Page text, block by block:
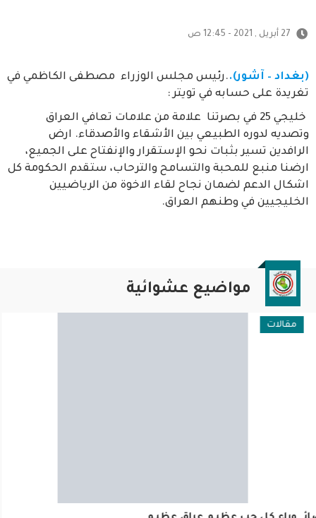
27 أبريل , 2021 - 12:45 ص
(بغداد – آشور)..رئيس مجلس الوزراء مصطفى الكاظمي في
تغريدة على حسابه في تويتر :
‏ خليجي 25 في بصرتنا علامة من علامات تعافي العراق
وتصديه لدوره الطبيعي بين الأشقاء والأصدقاء. ‏ارض
الرافدين تسير بثبات نحو الإستقرار والإنفتاح على الجميع،
ارضنا منبع للمحبة والتسامح والترحاب، ستقدم الحكومة كل
اشكال الدعم لضمان نجاح لقاء الاخوة من الرياضيين
الخليجيين في وطنهم العراق.
مواضيع عشوائية
مقالات